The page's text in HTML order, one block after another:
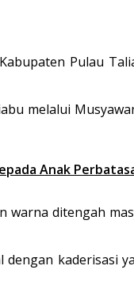
Pulau
melalui
Anak
ditengah